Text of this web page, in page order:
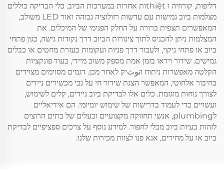
דליפות, קורוזיה ו thiệtות אחרות במערכות הביוב. כלי הבדיקה כוללים
מצלמות ביוב גמישות עם עדשות רזולוציה גבוהה ואור LED משולב,
המאפשרים תצפית ברורה על החלק הפנימי של המיכלים. את
המצלמות ניתן להכניס לתוך צינורות הביוב דרך נקודות גישה, כגון פתחי
ביוב או פתחי ניקוי, ולעבור דרך פניות ועקומות בעזרת מחטים או כבלים
גמישים. שידור וידאו בזמן אמת מספק משוב מיידי, בעוד פונקציות
הקלטה מאפשרות ניתוח וتوثיק לאחר מכן. דגמים מסוימים מצוידים
בחיבור אלחוטי, המאפשר הצגת שידור חי על גבי מכשירים ניידים
לצורך נוחות מוגזמת. כלים אלו לבדיקת ביוב ניידים, קלים לשימוש,
ועשויים כדי לעמוד בדרישות של שימוש יומיומי. הם אידיאליים
לplumbing, אנשי תחזוקה מקצועיים ובעלים של בתים הרוצים
לזהות בעיות ביוב מבלי לחפור. למידע נוסף על צרכים ספציפיים לבדיקת
ביוב או על מחירים, אנא פנו לצוות מכירות שלנו.